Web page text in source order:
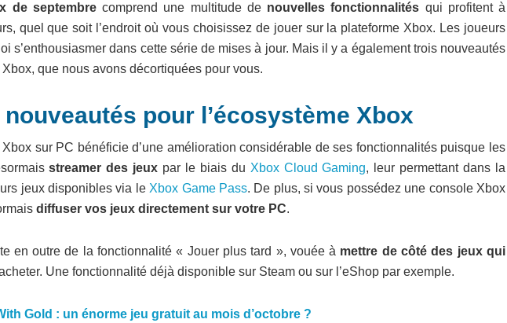
de septembrecomprend une multitude de nouvelles fonctionnalités qui profitent à
quel que soit l’endroit où vous choisissez de jouer sur la plateforme Xbox. Les joueurs
s’enthousiasmer dans cette série de mises à jour. Mais il y a également trois nouveautés
que nous avons décortiquées pour vous.
pour l’écosystème Xbox
Xbox sur PC bénéficie d’une amélioration considérable de ses fonctionnalités puisque les
streamer des jeux par le biais du Xbox Cloud Gaming, leur permettant dans la
jeux disponibles via le Xbox Game Pass. De plus, si vous possédez une console Xbox
diffuser vos jeux directement sur votre PC.
en outre de la fonctionnalité « Jouer plus tard », vouée à mettre de côté des jeux qui
Une fonctionnalité déjà disponible sur Steam ou sur l’eShop par exemple.
Gold : un énorme jeu gratuit au mois d’octobre ?